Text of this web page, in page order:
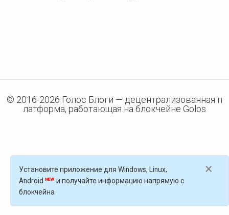
© 2016-2026 Голос Блоги — децентрализованная п
латформа, работающая на блокчейне Golos
×
Установите приложение для Windows, Linux,
Android
и получайте информацию напрямую с
блокчейна